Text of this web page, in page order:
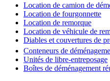
Location de camion de
Location de fourgonnette
Location de remorque
Location de véhicule de
Diables et couvertures de
Conteneurs de
Unités de libre-entreposage
Boîtes de déménagement